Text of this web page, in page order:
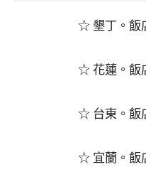
☆ 墾丁。飯
☆ 花蓮。飯
☆ 台東。飯
☆ 宜蘭。飯